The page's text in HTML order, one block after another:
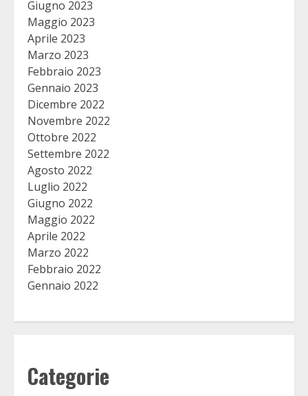
Giugno 2023
Maggio 2023
Aprile 2023
Marzo 2023
Febbraio 2023
Gennaio 2023
Dicembre 2022
Novembre 2022
Ottobre 2022
Settembre 2022
Agosto 2022
Luglio 2022
Giugno 2022
Maggio 2022
Aprile 2022
Marzo 2022
Febbraio 2022
Gennaio 2022
Categorie